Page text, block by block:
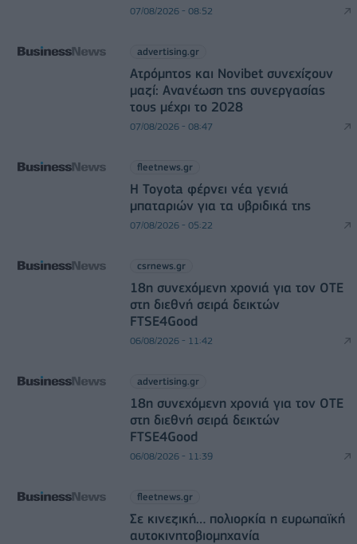
07/08/2026 - 08:52
advertising.gr
Ατρόμητος και Novibet συνεχίζουν
μαζί: Ανανέωση της συνεργασίας
τους μέχρι το 2028
07/08/2026 - 08:47
fleetnews.gr
Η Toyota φέρνει νέα γενιά
μπαταριών για τα υβριδικά της
07/08/2026 - 05:22
csrnews.gr
18η συνεχόμενη χρονιά για τον ΟΤΕ
στη διεθνή σειρά δεικτών
FTSE4Good
06/08/2026 - 11:42
advertising.gr
18η συνεχόμενη χρονιά για τον ΟΤΕ
στη διεθνή σειρά δεικτών
FTSE4Good
06/08/2026 - 11:39
fleetnews.gr
Σε κινεζική… πολιορκία η ευρωπαϊκή
αυτοκινητοβιομηχανία